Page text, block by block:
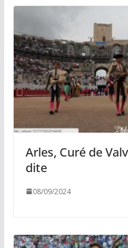
Arles, Curé de
dite
08/09/2024